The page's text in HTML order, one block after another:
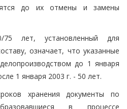
до их отмены и замены
лет, установленный для
означает, что указанные
до 1 января
1 января 2003 г. - 50 лет.
хранения документы по
в процессе